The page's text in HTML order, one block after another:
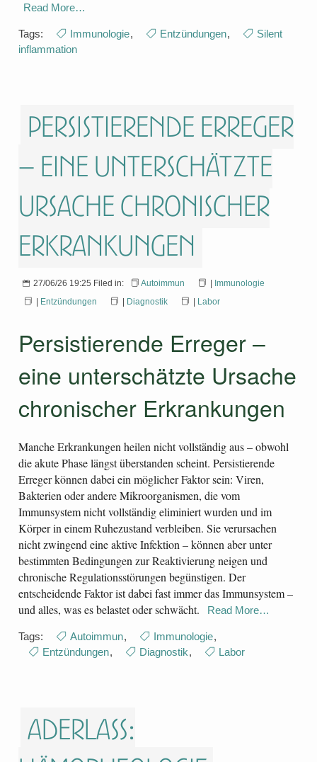
Read More…
Tags: Immunologie, Entzündungen,
Silent
inflammation
Persistierende Erreger
– eine unterschätzte
Ursache chronischer
Erkrankungen
27/06/26 19:25 Filed in: Autoimmun | Immunologie
| Entzündungen | Diagnostik | Labor
Persistierende Erreger –
eine unterschätzte Ursache
chronischer Erkrankungen
Manche Erkrankungen heilen nicht vollständig aus – obwohl
die akute Phase längst überstanden scheint. Persistierende
Erreger können dabei ein möglicher Faktor sein: Viren,
Bakterien oder andere Mikroorganismen, die vom
Immunsystem nicht vollständig eliminiert wurden und im
Körper in einem Ruhezustand verbleiben. Sie verursachen
nicht zwingend eine aktive Infektion – können aber unter
bestimmten Bedingungen zur Reaktivierung neigen und
chronische Regulationsstörungen begünstigen. Der
entscheidende Faktor ist dabei fast immer das Immunsystem –
und alles, was es belastet oder schwächt.
Read More…
Tags: Autoimmun, Immunologie,
Entzündungen, Diagnostik, Labor
Aderlass: